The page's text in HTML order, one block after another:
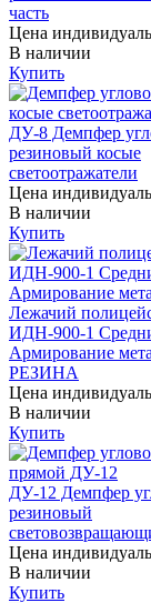
часть
Цена
В наличии
Купить
ДУ-8 Демпфер
резиновый косые
светоотражатели
Цена
В наличии
Купить
Лежачий
ИДН-900-1
Армирование
РЕЗИНА
Цена
В наличии
Купить
ДУ-12 Демпфер
резиновый
Цена
В наличии
Купить